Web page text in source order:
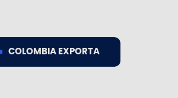
COLOMBIA EXPORTA